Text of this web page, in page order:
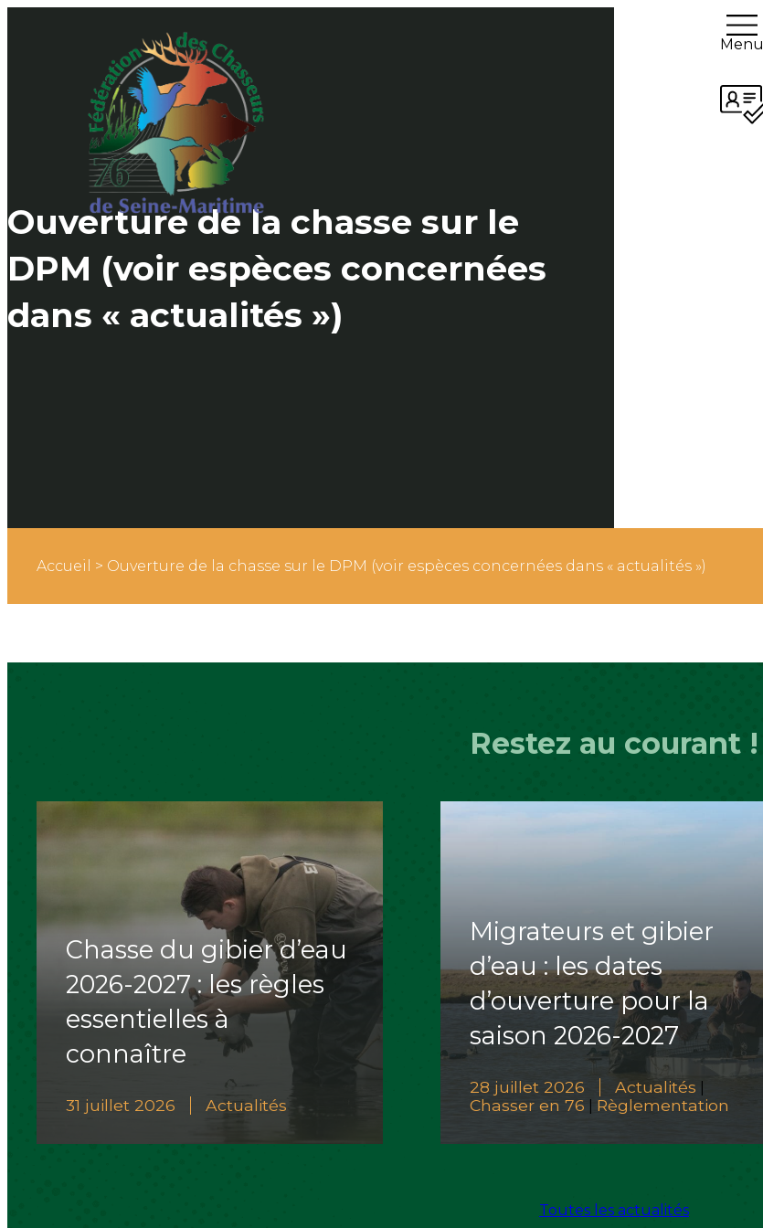
Menu
Ouverture de la chasse sur le
DPM (voir espèces concernées
dans « actualités »)
Accueil > Ouverture de la chasse sur le DPM (voir espèces concernées dans « actualités »)
Restez au courant !
Chasse du gibier d’eau
2026-2027 : les règles
essentielles à
connaître
31 juillet 2026 Actualités
Migrateurs et gibier
d’eau : les dates
d’ouverture pour la
saison 2026-2027
28 juillet 2026 Actualités
Chasser en 76 Règlementation
Toutes les actualités